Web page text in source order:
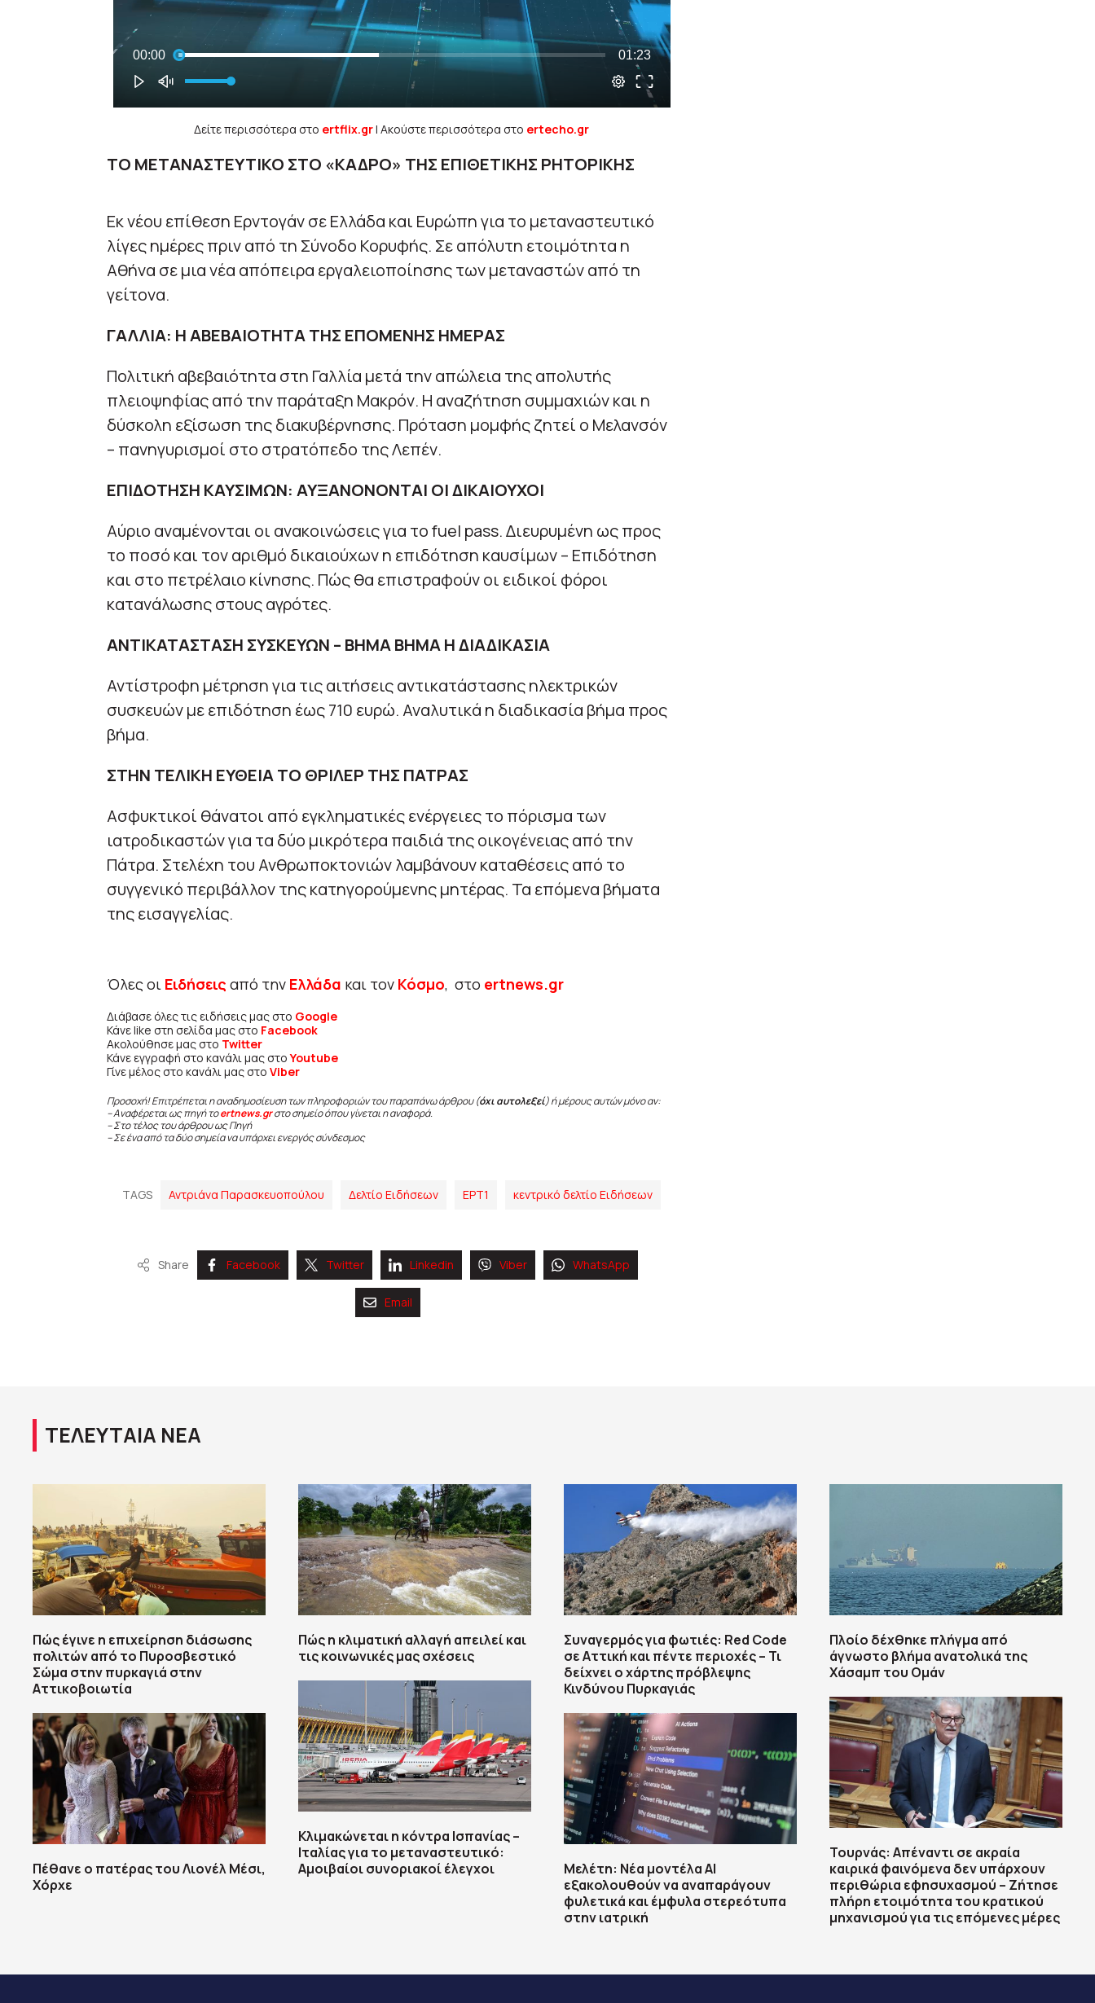
Δείτε περισσότερα στο ertflix.gr| Ακούστε περισσότερα στο ertecho.gr
ΤΟ ΜΕΤΑΝΑΣΤΕΥΤΙΚΟ ΣΤΟ «ΚΑΔΡΟ» ΤΗΣ ΕΠΙΘΕΤΙΚΗΣ ΡΗΤΟΡΙΚΗΣ
Εκ νέου επίθεση Ερντογάν σε Ελλάδα και Ευρώπη για το μεταναστευτικό
λίγες ημέρες πριν από τη Σύνοδο Κορυφής. Σε απόλυτη ετοιμότητα η
Αθήνα σε μια νέα απόπειρα εργαλειοποίησης των μεταναστών από τη
γείτονα.
ΓΑΛΛΙΑ: Η ΑΒΕΒΑΙΟΤΗΤΑ ΤΗΣ ΕΠΟΜΕΝΗΣ ΗΜΕΡΑΣ
Πολιτική αβεβαιότητα στη Γαλλία μετά την απώλεια της απολυτής
πλειοψηφίας από την παράταξη Μακρόν. Η αναζήτηση συμμαχιών και η
δύσκολη εξίσωση της διακυβέρνησης. Πρόταση μομφής ζητεί ο Μελανσόν
– πανηγυρισμοί στο στρατόπεδο της Λεπέν.
ΕΠΙΔΟΤΗΣΗ ΚΑΥΣΙΜΩΝ: ΑΥΞΑΝΟΝΟΝΤΑΙ ΟΙ ΔΙΚΑΙΟΥΧΟΙ
Αύριο αναμένονται οι ανακοινώσεις για το fuel pass. Διευρυμένη ως προς
το ποσό και τον αριθμό δικαιούχων η επιδότηση καυσίμων – Επιδότηση
και στο πετρέλαιο κίνησης. Πώς θα επιστραφούν οι ειδικοί φόροι
κατανάλωσης στους αγρότες.
ΑΝΤΙΚΑΤΑΣΤΑΣΗ ΣΥΣΚΕΥΩΝ – ΒΗΜΑ ΒΗΜΑ Η ΔΙΑΔΙΚΑΣΙΑ
Αντίστροφη μέτρηση για τις αιτήσεις αντικατάστασης ηλεκτρικών
συσκευών με επιδότηση έως 710 ευρώ. Αναλυτικά η διαδικασία βήμα προς
βήμα.
ΣΤΗΝ ΤΕΛΙΚΗ ΕΥΘΕΙΑ ΤΟ ΘΡΙΛΕΡ ΤΗΣ ΠΑΤΡΑΣ
Ασφυκτικοί θάνατοι από εγκληματικές ενέργειες το πόρισμα των
ιατροδικαστών για τα δύο μικρότερα παιδιά της οικογένειας από την
Πάτρα. Στελέχη του Ανθρωποκτονιών λαμβάνουν καταθέσεις από το
συγγενικό περιβάλλον της κατηγορούμενης μητέρας. Τα επόμενα βήματα
της εισαγγελίας.
Όλες οι Ειδήσεις από την Ελλάδα και τον Κόσμο, στο ertnews.gr
Διάβασε όλες τις ειδήσεις μας στο Google
Κάνε like στη σελίδα μας στο Facebook
Ακολούθησε μας στο Twitter
Κάνε εγγραφή στο κανάλι μας στοYoutube
Γίνε μέλος στο κανάλι μας στο Viber
Προσοχή! Επιτρέπεται η αναδημοσίευση των πληροφοριών του παραπάνω άρθρου (όχι αυτολεξεί) ή μέρους αυτών μόνο αν:
– Αναφέρεται ως πηγή τοertnews.gr στο σημείο όπου γίνεται η αναφορά.
– Στο τέλος του άρθρου ως Πηγή
– Σε ένα από τα δύο σημεία να υπάρχει ενεργός σύνδεσμος
TAGS Αντριάνα Παρασκευοπούλου Δελτίο Ειδήσεων ΕΡΤ1 κεντρικό δελτίο Ειδήσεων
Share Facebook Twitter Linkedin Viber WhatsApp
Email
ΤΕΛΕΥΤΑΙΑ ΝΕΑ
Πώς έγινε η επιχείρηση διάσωσης
πολιτών από το Πυροσβεστικό
Σώμα στην πυρκαγιά στην
Αττικοβοιωτία
Πέθανε ο πατέρας του Λιονέλ Μέσι,
Χόρχε
Πώς η κλιματική αλλαγή απειλεί και
τις κοινωνικές μας σχέσεις
Κλιμακώνεται η κόντρα Ισπανίας –
Ιταλίας για το μεταναστευτικό:
Αμοιβαίοι συνοριακοί έλεγχοι
Συναγερμός για φωτιές: Red Code
σε Αττική και πέντε περιοχές – Τι
δείχνει ο χάρτης πρόβλεψης
Κινδύνου Πυρκαγιάς
Μελέτη: Νέα μοντέλα ΑΙ
εξακολουθούν να αναπαράγουν
φυλετικά και έμφυλα στερεότυπα
στην ιατρική
Πλοίο δέχθηκε πλήγμα από
άγνωστο βλήμα ανατολικά της
Χάσαμπ του Ομάν
Τουρνάς: Απέναντι σε ακραία
καιρικά φαινόμενα δεν υπάρχουν
περιθώρια εφησυχασμού – Ζήτησε
πλήρη ετοιμότητα του κρατικού
μηχανισμού για τις επόμενες μέρες